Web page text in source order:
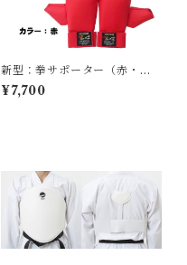
新型：拳サポーター（赤・青
セット）
¥7,700